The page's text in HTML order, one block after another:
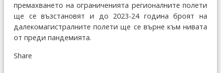
премахването на ограниченията регионалните полети
ще се възстановят и до 2023-24 година броят на
далекомагистралните полети ще се върне към нивата
от преди пандемията.
Share